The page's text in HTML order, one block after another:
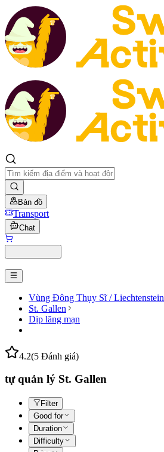
Bản đồ
Transport
Chat
Vùng Đông Thụy Sĩ / Liechtenstein
St. Gallen
Dịp lãng mạn
4.2(5 Đánh giá)
tự quản lý St. Gallen
Filter
Good for
Duration
Difficulty